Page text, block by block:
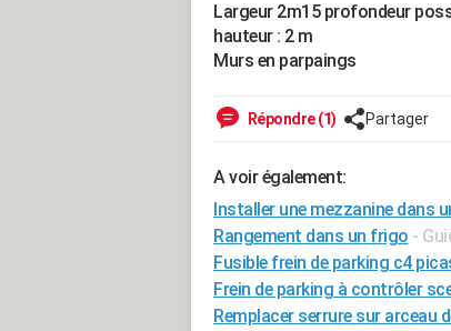
Largeur 2m15 profondeur
hauteur : 2 m
Murs en parpaings
Répondre (1) Partager
A voir également:
Installer une mezzanine dans
Rangement dans un frigo -
Fusible frein de parking c4
Frein de parking à contrôler
Remplacer serrure sur arceau